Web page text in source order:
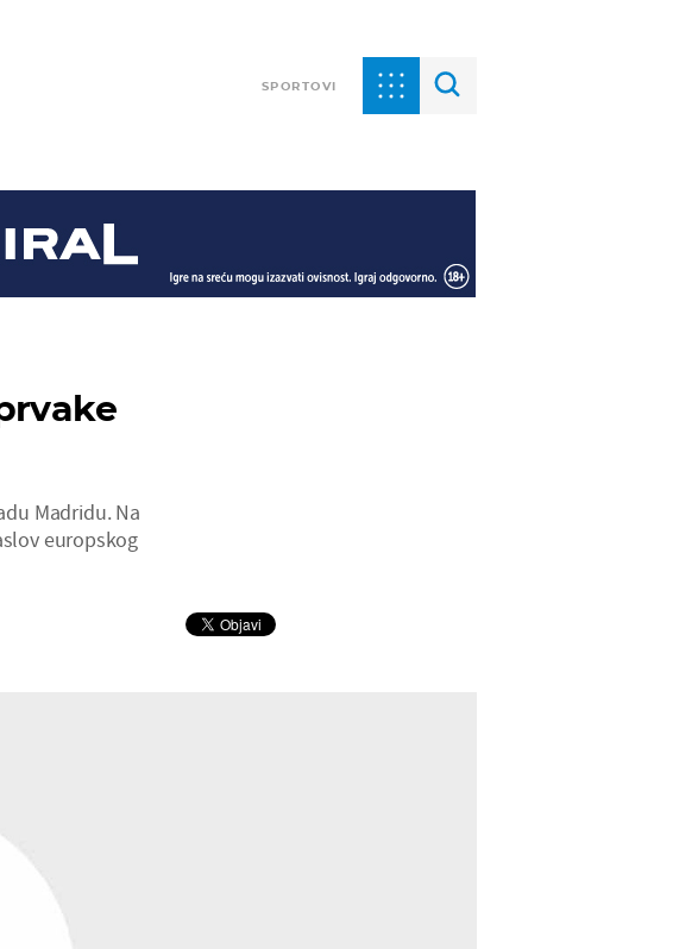
SPORTOVI
Madridu. Na
europskog